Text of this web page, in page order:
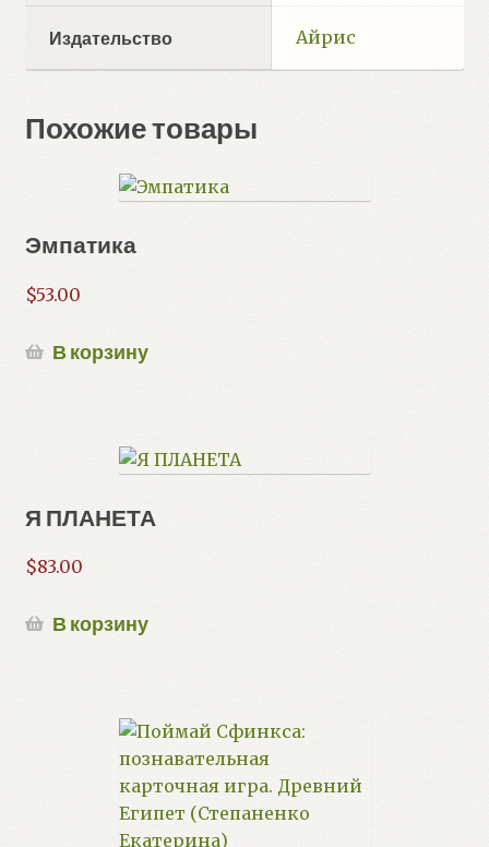
Издательство Айрис
Похожие товары
Эмпатика
$53.00
В корзину
Я ПЛАНЕТА
$83.00
В корзину